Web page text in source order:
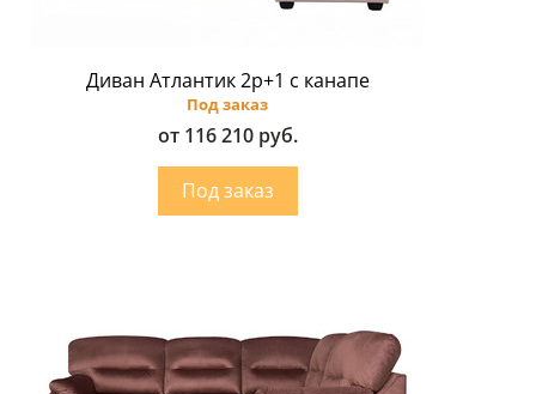
Диван Атлантик 2p+1 с канапе
Под заказ
от 116 210 руб.